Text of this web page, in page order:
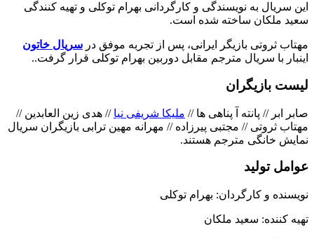
این سریال به نویسندگی و کارگردانی بهرام توکلی و تهیه کنندگی
سعید ملکان ساخته شده است.
مهتاب ثروتی بازیگر ایرانی، پس از تجربه موفق در سریال خاتون
اینبار با سریال مترجم مقابل دوربین بهرام توکلی قرار گرفت..
لیست بازیگران
صابر ابر // پانته آ پناهی ها // ملیکا شریفی نیا // هدی زین العابدین //
مهتاب ثروتی // مجتبی پیرزاده // مهرانه مهین ترابی بازیگران سریال
نمایش خانگی مترجم هستند.
عوامل تولید
نویسنده و کارگردان: بهرام توکلی
تهیه کننده: سعید ملکان